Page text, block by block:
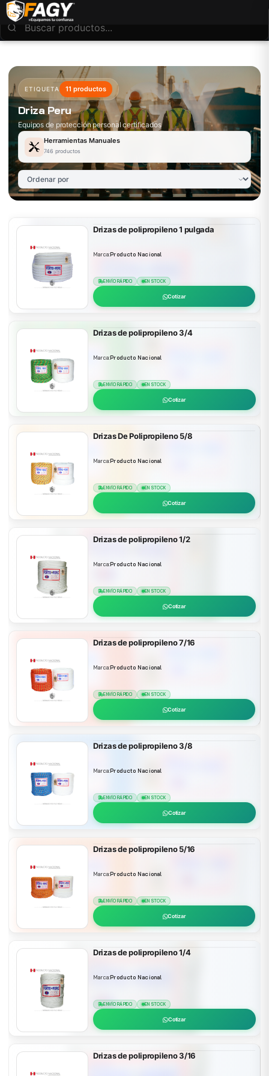
ETIQUETA 11 productos
Driza Peru
Equipos de protección personal certificados
Herramientas Manuales
746 productos
Drizas de polipropileno 1 pulgada
Marca:Producto Nacional
ENVÍO RÁPIDO EN STOCK
Cotizar
Drizas de polipropileno 3/4
Marca:Producto Nacional
ENVÍO RÁPIDO EN STOCK
Cotizar
Drizas De Polipropileno 5/8
Marca:Producto Nacional
ENVÍO RÁPIDO EN STOCK
Cotizar
Drizas de polipropileno 1/2
Marca:Producto Nacional
ENVÍO RÁPIDO EN STOCK
Cotizar
Drizas de polipropileno 7/16
Marca:Producto Nacional
ENVÍO RÁPIDO EN STOCK
Cotizar
Drizas de polipropileno 3/8
Marca:Producto Nacional
ENVÍO RÁPIDO EN STOCK
Cotizar
Drizas de polipropileno 5/16
Marca:Producto Nacional
ENVÍO RÁPIDO EN STOCK
Cotizar
Drizas de polipropileno 1/4
Marca:Producto Nacional
ENVÍO RÁPIDO EN STOCK
Cotizar
Drizas de polipropileno 3/16